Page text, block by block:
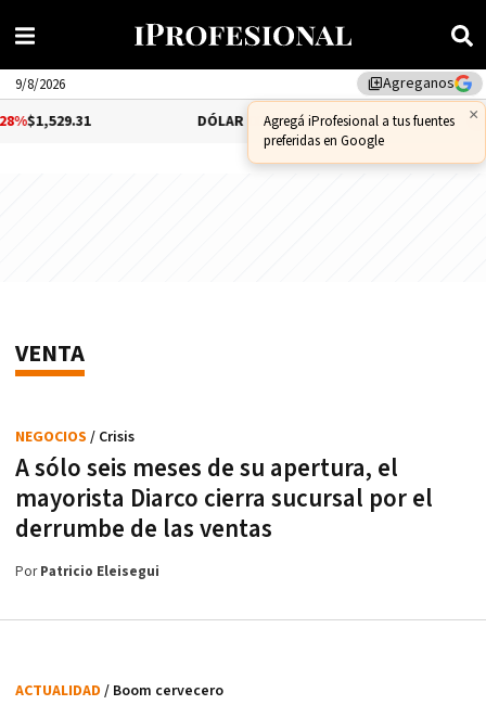
library_addAgreganos
9/8/2026
DÓLAR CCL-1.25%$1,556.14
VENTA
A sólo seis meses de su apertura, el
mayorista Diarco cierra sucursal por el
derrumbe de las ventas
NEGOCIOS / Crisis
PorPatricio Eleisegui
ACTUALIDAD / Boom cervecero